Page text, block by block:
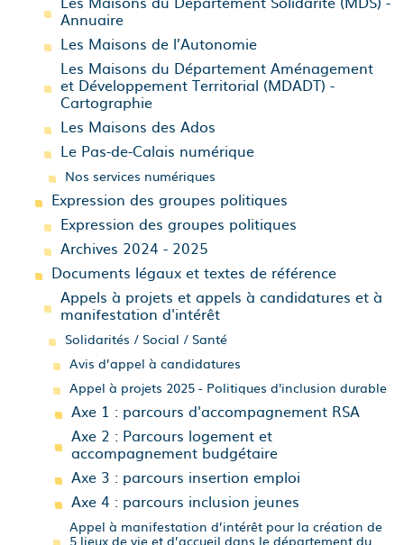
Annuaire
Les Maisons de l’Autonomie
Les Maisons du Département Aménagement
et Développement Territorial (MDADT) -
Cartographie
Les Maisons des Ados
Le Pas-de-Calais numérique
Nos services numériques
Expression des groupes politiques
Expression des groupes politiques
Archives 2024 - 2025
Documents légaux et textes de référence
Appels à projets et appels à candidatures et à
manifestation d'intérêt
Solidarités / Social / Santé
Avis d’appel à candidatures
Appel à projets 2025 - Politiques d'inclusion durable
Axe 1 : parcours d'accompagnement RSA
Axe 2 : Parcours logement et
accompagnement budgétaire
Axe 3 : parcours insertion emploi
Axe 4 : parcours inclusion jeunes
Appel à manifestation d’intérêt pour la création de
5 lieux de vie et d’accueil dans le département du